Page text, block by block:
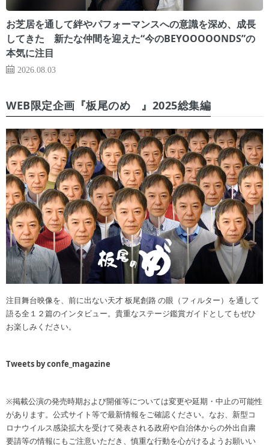
お芝居を通して絆やパフォーマンスへの意識を深め、成長
してきた 新たな仲間を迎えた“今のBEYOOOOONDS”の
本気に注目
2026.08.03
WEB限定企画『板尾のめ゙』2025総集編
注目舞台映像を、前に出ない天才 板尾創路 の眼（フィルター）を通して
語る全１２篇のインタビュー。貴重なステージ鑑賞ガイドとしてもぜひ
お楽しみください。
Tweets by confe_magazine
※掲載公演の発売時期および開催等については変更や延期・中止の可能性
があります。公式サイト等で最新情報をご確認ください。なお、新型コ
ロナウイルス感染拡大を受けて発表される政府や自治体からの外出自粛
要請等の情報にもご注意いただき、慎重な行動を心がけるようお願いい